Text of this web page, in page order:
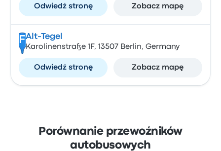
Odwiedź stronę Zobacz mapę
FAlt-Tegel
Karolinenstraße 1F, 13507 Berlin, Germany
Odwiedź stronę Zobacz mapę
Porównanie przewoźników
autobusowych